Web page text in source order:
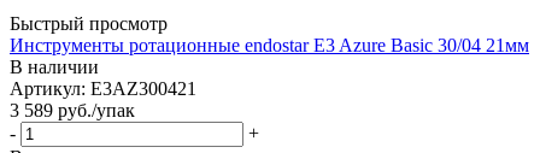
Быстрый просмотр
Инструменты ротационные endostar E3 Azure Basic 30/04 21мм
В наличии
Артикул: E3AZ300421
3 589 руб./упак
-
+